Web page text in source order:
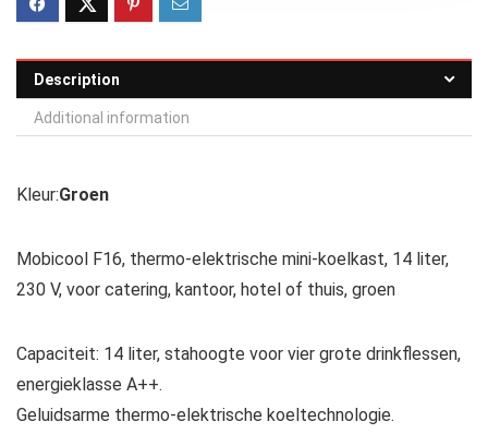
Description
Additional information
Kleur:Groen
Mobicool F16, thermo-elektrische mini-koelkast, 14 liter,
230 V, voor catering, kantoor, hotel of thuis, groen
Capaciteit: 14 liter, stahoogte voor vier grote drinkflessen,
energieklasse A++.
Geluidsarme thermo-elektrische koeltechnologie.